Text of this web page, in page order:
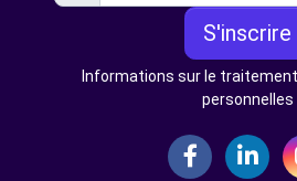
S'inscrire
Informations sur le
personnelles